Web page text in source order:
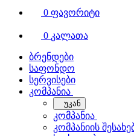
0 ფავორიტი
0 კალათა
ბრენდები
საფონდო
სერვისები
კომპანია
უკან
კომპანია
კომპანიის